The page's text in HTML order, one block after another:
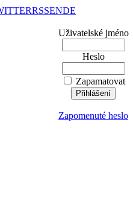
RSSENDE
Uživatelské jméno
Heslo
Zapamatovat
Zapomenuté heslo